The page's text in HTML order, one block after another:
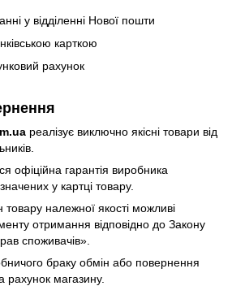
у відділенні Нової пошти
карткою
рахунок
реалізує виключно якісні товари від
офіційна гарантія виробника
у картці товару.
належної якості можливі
отримання відповідно до Закону
споживачів»
браку обмін або повернення
рахунок магазину.